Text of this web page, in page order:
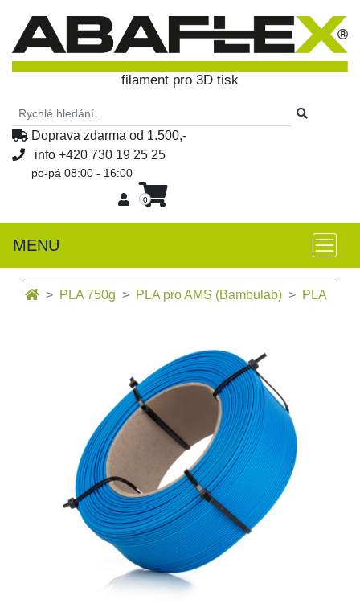
filament pro 3D tisk
Doprava zdarma od 1.500,-
info +420 730 19 25 25
po-pá 08:00 - 16:00
0
MENU
PLA 750g PLA pro AMS (Bambulab) PLA